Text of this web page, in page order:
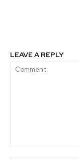
LEAVE A REPLY